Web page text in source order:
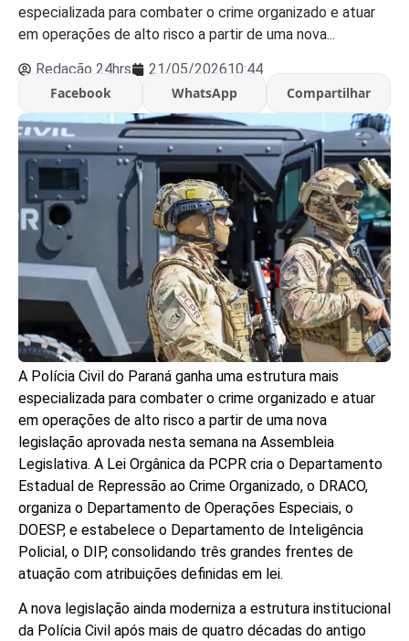
especializada para combater o crime organizado e atuar
em operações de alto risco a partir de uma nova...
Redação 24hrs 21/05/202610:44
Facebook
WhatsApp Compartilhar
A Polícia Civil do Paraná ganha uma estrutura mais
especializada para combater o crime organizado e atuar
em operações de alto risco a partir de uma nova
legislação aprovada nesta semana na Assembleia
Legislativa. A Lei Orgânica da PCPR cria o Departamento
Estadual de Repressão ao Crime Organizado, o DRACO,
organiza o Departamento de Operações Especiais, o
DOESP, e estabelece o Departamento de Inteligência
Policial, o DIP, consolidando três grandes frentes de
atuação com atribuições definidas em lei.
A nova legislação ainda moderniza a estrutura institucional
da Polícia Civil após mais de quatro décadas do antigo